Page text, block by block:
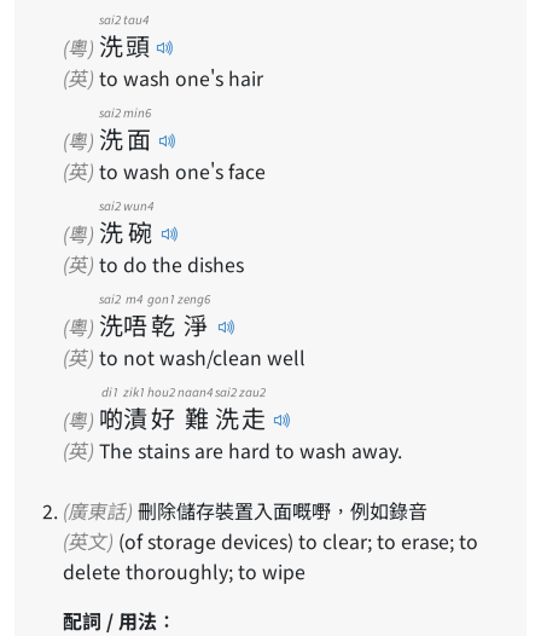
(粵) 洗
sai2
頭
tau4
(英) to wash one's hair
(粵) 洗
sai2
面
min6
(英) to wash one's face
(粵) 洗
sai2
碗
wun4
(英) to do the dishes
(粵) 洗
sai2
唔
m4
乾
gon1
淨
zeng6
(英) to not wash/clean well
(粵) 啲
di1
漬
zik1
好
hou2
難
naan4
洗
sai2
走
zau2
(英) The stains are hard to wash away.
(廣東話) 刪除儲存裝置入面嘅嘢，例如錄音
(英文)
delete thoroughly; to wipe
配詞 / 用法：